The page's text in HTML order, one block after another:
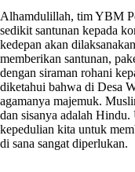
Alhamdulillah, tim YBM
sedikit santunan kepada
kedepan akan
memberikan santunan,
dengan siraman rohani
diketahui bahwa di Desa
agamanya majemuk.
dan sisanya adalah
kepedulian kita untuk
di sana sangat diperlukan.